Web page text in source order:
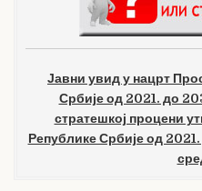
Јавни увид у нацрт
Србије од 2021. до
стратешкој процени
Републике Србије од